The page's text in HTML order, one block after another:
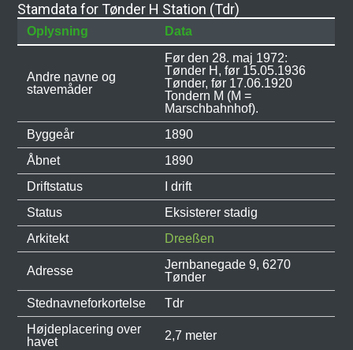
Stamdata for Tønder H Station (Tdr)
Oplysning Data
Andre navne og
stavemåder
Før den 28. maj 1972:
Tønder H, før 15.05.1936
Tønder, før 17.06.1920
Tondern M (M =
Marschbahnhof).
Byggeår
1890
Åbnet
1890
Driftstatus
I drift
Status
Eksisterer stadig
Arkitekt
Dreeßen
Adresse
Jernbanegade 9, 6270
Tønder
Stednavneforkortelse
Tdr
Højdeplacering over
havet
2,7 meter